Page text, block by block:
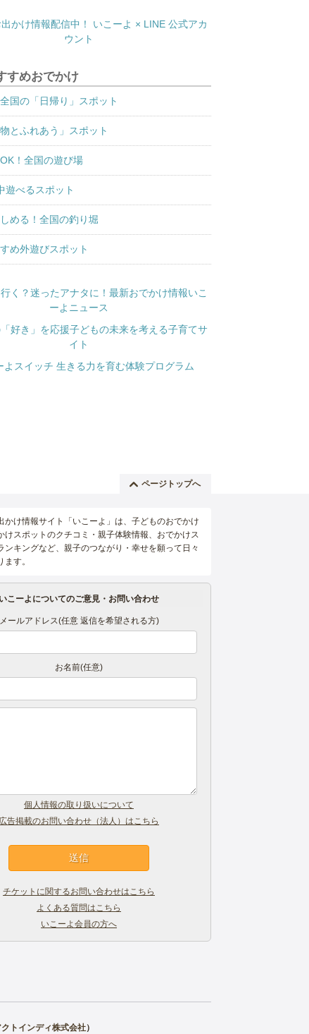
すめおでかけ
国の「日帰り」スポット
とふれあう」スポット
！全国の遊び場
遊べるスポット
める！全国の釣り堀
め外遊びスポット
ページトップへ
かけ情報サイト「いこーよ」は、子どものおでかけ
けスポットのクチコミ・親子体験情報、おでかけス
ンキングなど、親子のつながり・幸せを願って日々
す。
いこーよについてのご意見・お問い合わせ
メールアドレス(任意 返信を希望される方)
お名前(任意)
個人情報の取り扱いについて
広告掲載のお問い合わせ（法人）はこちら
チケットに関するお問い合わせはこちら
よくある質問はこちら
いこーよ会員の方へ
クトインディ株式会社）